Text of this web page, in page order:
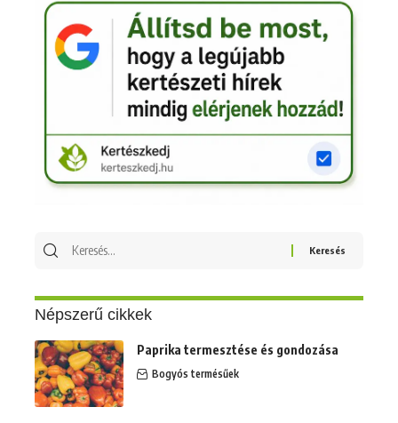
Keresés
Népszerű cikkek
Paprika termesztése és gondozása
Bogyós termésűek